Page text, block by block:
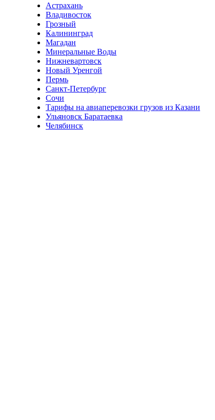
Астрахань
Владивосток
Грозный
Калининград
Магадан
Минеральные Воды
Нижневартовск
Новый Уренгой
Пермь
Санкт-Петербург
Сочи
Тарифы на авиаперевозки грузов из Казани
Ульяновск Баратаевка
Челябинск